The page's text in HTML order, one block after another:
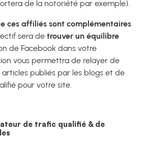
de la notoriété par exemple).
ces affiliés sont complémentaires
sera de trouver un équilibre
de Facebook dans votre
vous permettra de relayer de
publiés par les blogs et de
pour votre site.
de trafic qualifié & de